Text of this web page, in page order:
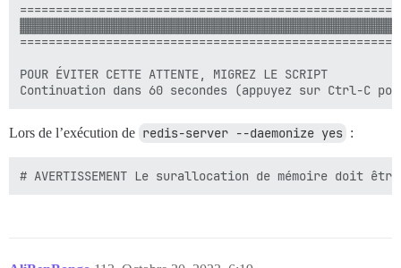
POUR ÉVITER CETTE ATTENTE, MIGREZ LE SCRIPT
Lors de l’exécution de redis-server --daemonize yes :